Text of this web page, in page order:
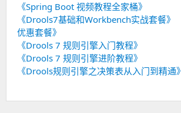
《Spring Boot 视频教程全家桶》
《Drools7基础和Workbench实战套餐》
优惠套餐》
《Drools 7 规则引擎入门教程》
《Drools 7 规则引擎进阶教程》
《Drools规则引擎之决策表从入门到精通》